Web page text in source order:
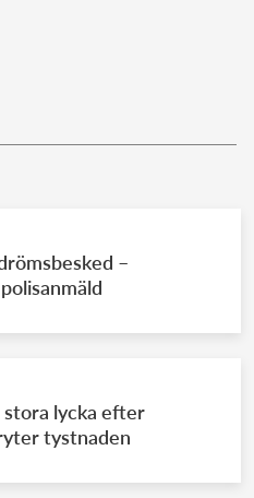
–
lycka efter
tystnaden